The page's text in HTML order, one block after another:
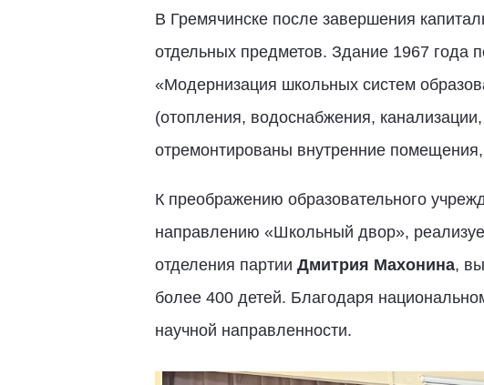
В Гремячинске после завершения
отдельных предметов. Здание 1967 года
«Модернизация школьных систем
(отопления, водоснабжения,
отремонтированы внутренние
К преображению образовательного
направлению «Школьный двор»,
отделения партии Дмитрия Махонина,
более 400 детей. Благодаря
научной направленности.